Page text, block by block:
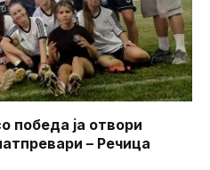
ја отвори
– Речица